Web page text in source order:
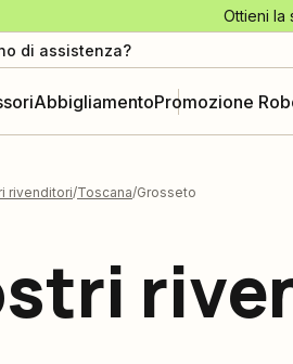
Ottieni la
di assistenza?
AbbigliamentoPromozione
rivenditori Toscana Grosseto